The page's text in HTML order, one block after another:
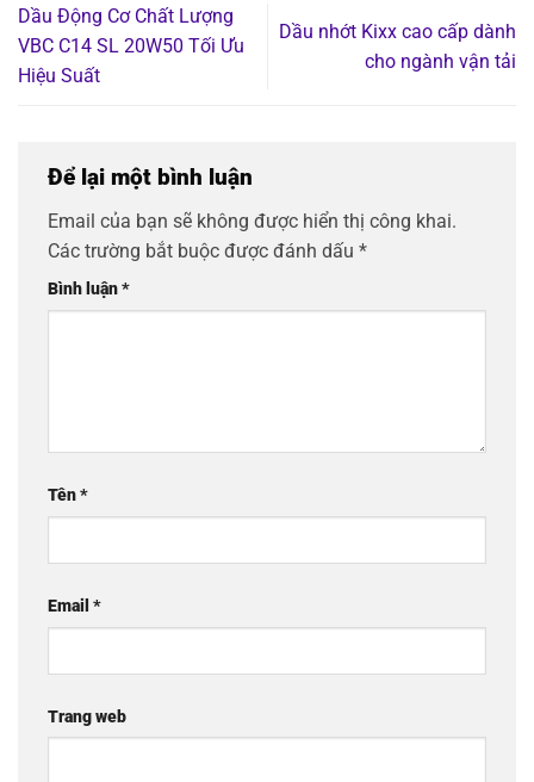
Dầu Động Cơ Chất Lượng
VBC C14 SL 20W50 Tối Ưu
Hiệu Suất
Dầu nhớt Kixx cao cấp dành
cho ngành vận tải
Để lại một bình luận
Email của bạn sẽ không được hiển thị công khai.
Các trường bắt buộc được đánh dấu *
Bình luận*
Tên*
Email *
Trang web